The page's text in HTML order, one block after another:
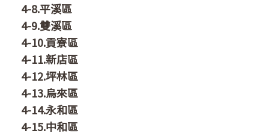
4-8.平溪區
4-9.雙溪區
4-10.貢寮區
4-11.新店區
4-12.坪林區
4-13.烏來區
4-14.永和區
4-15.中和區